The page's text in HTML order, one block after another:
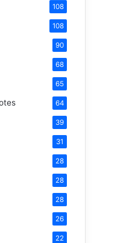
108
108
90
68
65
64
39
31
28
28
28
26
22